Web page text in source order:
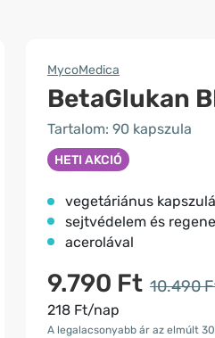
MycoMedica
BetaGlukan
Tartalom: 90 kapszula
HETI AKCIÓ
vegetáriánus
sejtvédelem és
acerolával
9.790 Ft 10.490
218 Ft/nap
A legalacsonyabb ár az elmúlt